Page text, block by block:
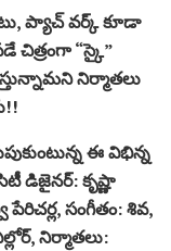
ప్యాచ్ వర్క్ కూడా
చిత్రంగా “స్కై”
నిర్మాతలు
ఈ విభిన్న
డిజైనర్: కృష్ణా
సంగీతం: శివ,
నిర్మాతలు: